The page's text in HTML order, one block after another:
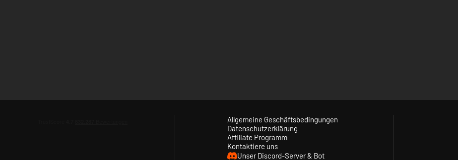
Allgemeine Geschäftsbedingungen
Datenschutzerklärung
Affiliate Programm
Kontaktiere uns
Unser Discord-Server & Bot